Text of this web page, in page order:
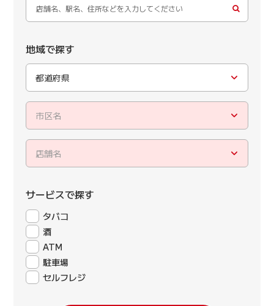
地域で探す
都道府県
市区名
店舗名
サービスで探す
タバコ
酒
ATM
駐車場
セルフレジ